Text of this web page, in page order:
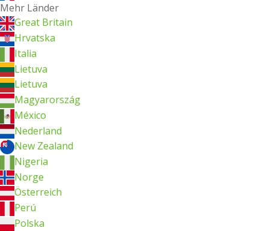
Mehr Länder
Great Britain
Hrvatska
Italia
Lietuva
Lietuva
Magyarország
México
Nederland
New Zealand
Nigeria
Norge
Österreich
Perú
Polska